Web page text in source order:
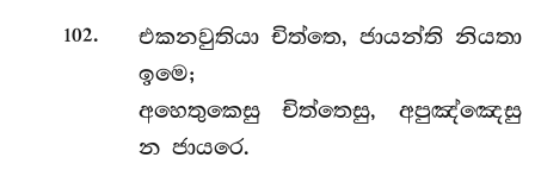
102.
එකනවුතියා චිත්තෙ, ජායන්ති නියතා
ඉමෙ;
අහෙතුකෙසු චිත්තෙසු, අපුඤ්ඤෙසු
න ජායරෙ.